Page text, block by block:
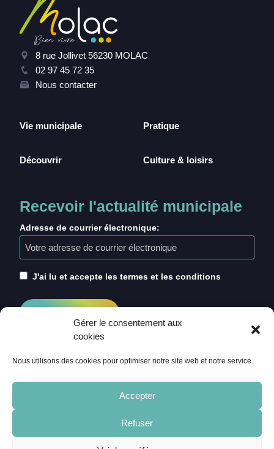
Gérer le consentement aux
cookies
Nous utilisons des cookies pour optimiser notre site web et notre service.
Accepter
Refuser
8 rue Jollivet 56230 MOLAC
02 97 45 72 35
Nous contacter
Vie municipale
Découvrir
Pratique
Culture & loisirs
Recevoir l'actualité municipale
Adresse de courrier électronique:
J'ai lu et accepte les termes et les conditions
CRÉDITS
MENTIONS LÉGALES